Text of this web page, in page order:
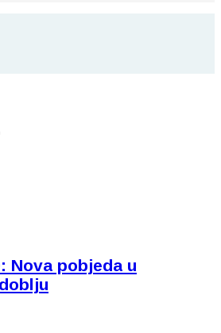
Nova pobjeda u